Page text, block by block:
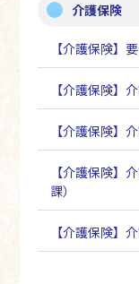
介護保険
【介護保険】
【介護保険】
【介護保険】
【介護保険】
課）
【介護保険】